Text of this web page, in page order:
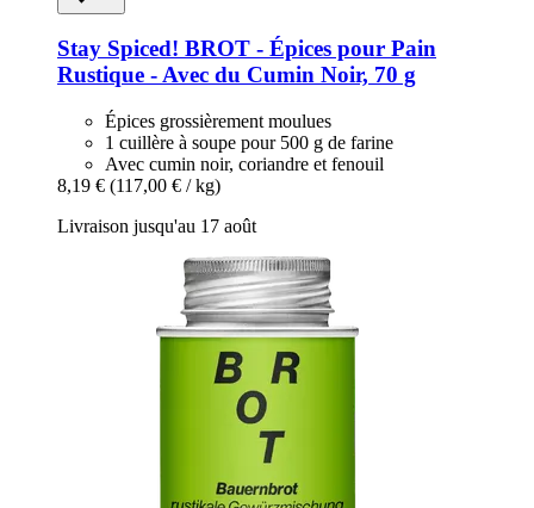
Stay Spiced! BROT -​ Épices pour Pain
Rustique -​ Avec du Cumin Noir, 70 g
Épices grossièrement moulues
1 cuillère à soupe pour 500 g de farine
Avec cumin noir, coriandre et fenouil
8,19 € (117,00 € / kg)
Livraison jusqu'au 17 août